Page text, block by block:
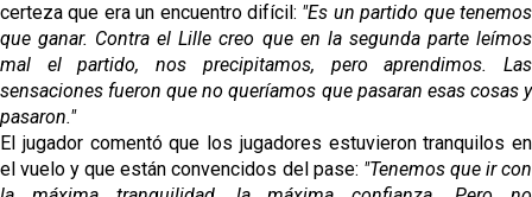
certeza que era un encuentro difícil: "Es un partido que tenemos
que ganar. Contra el Lille creo que en la segunda parte leímos
mal el partido, nos precipitamos, pero aprendimos. Las
sensaciones fueron que no queríamos que pasaran esas cosas y
pasaron."
El jugador comentó que los jugadores estuvieron tranquilos en
el vuelo y que están convencidos del pase: "Tenemos que ir con